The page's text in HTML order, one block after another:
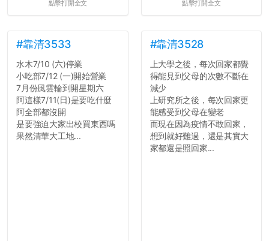
點擊打開全文 點擊打開全文
#靠清3533
水木7/10 (六)停業
小吃部7/12 (一)開始營業
7月份風雲輪到開星期六
阿這樣7/11(日)是要吃什麼
阿全部都沒開
是要強迫大家出校買東西嗎
果然清華大工地...
#靠清3528
上大學之後，每次回家都覺
得能見到父母的次數不斷在
減少
上研究所之後，每次回家更
能感受到父母在變老
而現在因為疫情不敢回家，
想到就好難過，還是其實大
家都還是照回家...